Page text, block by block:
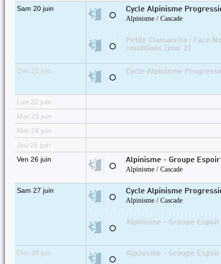
Sam 20 juin
⚪
Cycle Alpinisme
Alpinisme / Cascade
⚪
Petite Ciamarella : Face
conditions [jour 2]
Dim 21 juin
⚪
Cycle Alpinisme
Lun 22 juin
Mar 23 juin
Mer 24 juin
Jeu 25 juin
Ven 26 juin
⚪
Alpinisme - Groupe
Alpinisme / Cascade
Sam 27 juin
⚪
Cycle Alpinisme
Alpinisme / Cascade
⚪
Alpinisme - Groupe
Dim 28 juin
⚪
Alpinisme - Groupe